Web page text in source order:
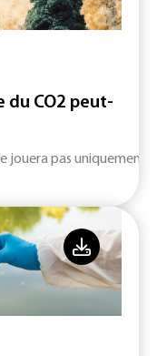
du CO2 peut-
jouera pas uniquement